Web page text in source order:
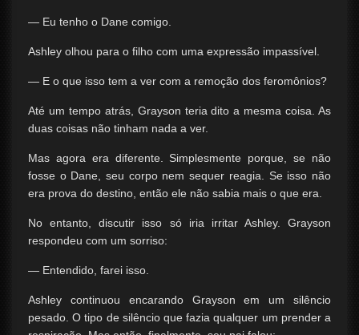
— Eu tenho o Dane comigo.
Ashley olhou para o filho com uma expressão impassível.
— E o que isso tem a ver com a remoção dos feromônios?
Até um tempo atrás, Grayson teria dito a mesma coisa. As
duas coisas não tinham nada a ver.
Mas agora era diferente. Simplesmente porque, se não
fosse o Dane, seu corpo nem sequer reagia. Se isso não
era prova do destino, então ele não sabia mais o que era.
No entanto, discutir isso só iria irritar Ashley. Grayson
respondeu com um sorriso:
— Entendido, farei isso.
Ashley continuou encarando Grayson em um silêncio
pesado. O tipo de silêncio que fazia qualquer um prender a